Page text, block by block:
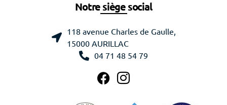
Notre siège social
118 avenue Charles de Gaulle,
15000 AURILLAC
04 71 48 54 79